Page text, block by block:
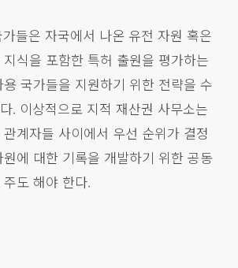
들은 자국에서 나온 유전 자원 혹은
식을 포함한 특허 출원을 평가하는
용 국가들을 지원하기 위한 전략을 수
. 이상적으로 지적 재산권 사무소는
계자들 사이에서 우선 순위가 결정
에 대한 기록을 개발하기 위한 공동
도 해야 한다.